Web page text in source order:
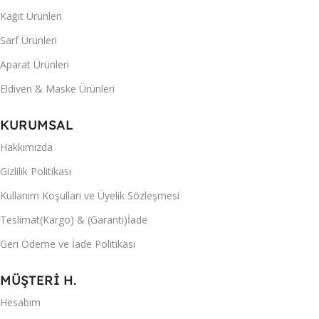
Kağıt Ürünleri
Sarf Ürünleri
Aparat Ürünleri
Eldiven & Maske Ürünleri
KURUMSAL
Hakkımızda
Gizlilik Politikası
Kullanım Koşulları ve Üyelik Sözleşmesi
Teslimat(Kargo) & (Garanti)İade
Geri Ödeme ve İade Politikası
MÜŞTERİ H.
Hesabım